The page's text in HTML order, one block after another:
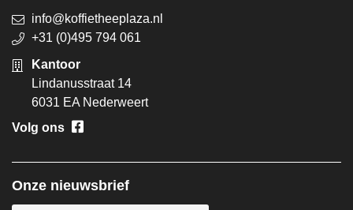
info@koffietheeplaza.nl
+31 (0)495 794 061
Kantoor
Lindanusstraat 14
6031 EA Nederweert
Volg ons
Onze nieuwsbrief